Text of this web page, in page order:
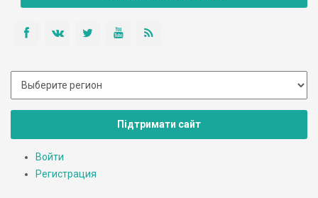
Підтримати сайт
Войти
Регистрация